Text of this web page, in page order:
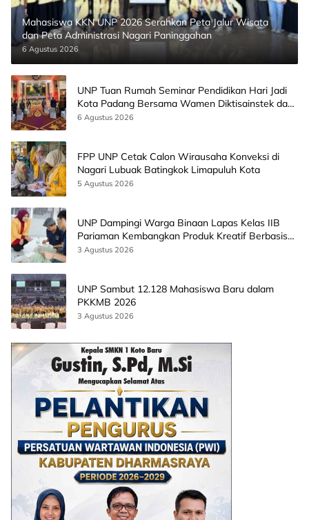
Mahasiswa KKN UNP 2026 Serahkan Peta Jalur Wisata
dan Peta Administrasi Nagari Paninggahan
6 Agustus 2026
UNP Tuan Rumah Seminar Pendidikan Hari Jadi
Kota Padang Bersama Wamen Diktisainstek dan
CEO EMGS Malaysia
6 Agustus 2026
FPP UNP Cetak Calon Wirausaha Konveksi di
Nagari Lubuak Batingkok Limapuluh Kota
5 Agustus 2026
UNP Dampingi Warga Binaan Lapas Kelas IIB
Pariaman Kembangkan Produk Kreatif Berbasis
AI
3 Agustus 2026
UNP Sambut 12.128 Mahasiswa Baru dalam
PKKMB 2026
3 Agustus 2026